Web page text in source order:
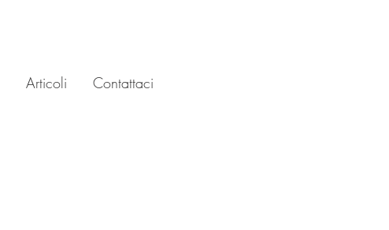
Articoli Contattaci